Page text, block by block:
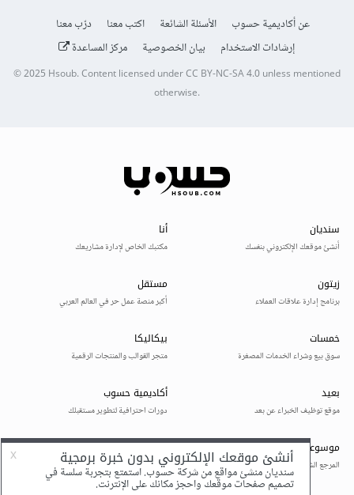
عن أكاديمية حسوب الأسئلة الشائعة اكتب معنا
درّب معنا
إرشادات الاستخدام
بيان الخصوصية مركز المساعدة
© 2025Hsoub.Content licensed underCC BY-NC-SA 4.0unless mentioned
otherwise.